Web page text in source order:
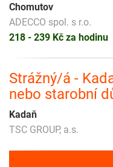
Chomutov
ADECCO spol. s r.o.
218 - 239 Kč za hodinu
Strážný/á -
nebo starobní
Kadaň
TSC GROUP, a.s.